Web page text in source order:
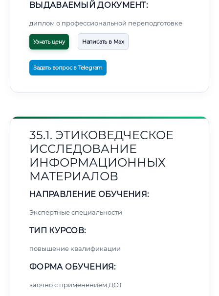
ВЫДАВАЕМЫЙ ДОКУМЕНТ:
диплом о профессиональной переподготовке
Узнать цену Написать в Max
Задать вопрос в Telegram
35.1. ЭТИКОВЕДЧЕСКОЕ
ИССЛЕДОВАНИЕ
ИНФОРМАЦИОННЫХ
МАТЕРИАЛОВ
НАПРАВЛЕНИЕ ОБУЧЕНИЯ:
Экспертные специальности
ТИП КУРСОВ:
повышение квалификации
ФОРМА ОБУЧЕНИЯ:
заочно с применением ДОТ